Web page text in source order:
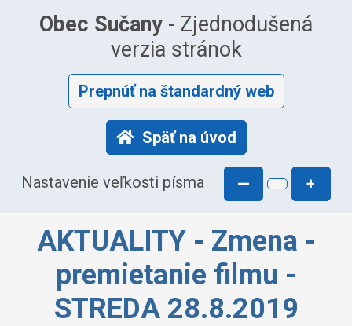
Obec Sučany - Zjednodušená
verzia stránok
Prepnúť na štandardný web
Späť na úvod
Nastavenie veľkosti písma — +
AKTUALITY - Zmena -
premietanie filmu -
STREDA 28.8.2019